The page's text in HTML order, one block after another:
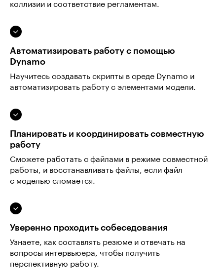
коллизии и соответствие регламентам.
Автоматизировать работу с помощью
Dynamo
Научитесь создавать скрипты в среде Dynamo и
автоматизировать работу с элементами модели.
Планировать и координировать совместную
работу
Сможете работать с файлами в режиме совместной
работы, и восстанавливать файлы, если файл
с моделью сломается.
Уверенно проходить собеседования
Узнаете, как составлять резюме и отвечать на
вопросы интервьюера, чтобы получить
перспективную работу.